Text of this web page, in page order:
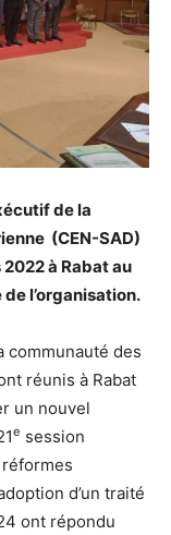
de la
(CEN-SAD)
à Rabat au
l’organisation.
communauté des
réunis à Rabat
un nouvel
e session
d’un traité
ont répondu